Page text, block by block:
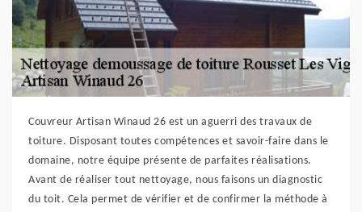
Couvreur Artisan Winaud 26 est un aguerri des travaux de
toiture. Disposant toutes compétences et savoir-faire dans le
domaine, notre équipe présente de parfaites réalisations.
Avant de réaliser tout nettoyage, nous faisons un diagnostic
du toit. Cela permet de vérifier et de confirmer la méthode à